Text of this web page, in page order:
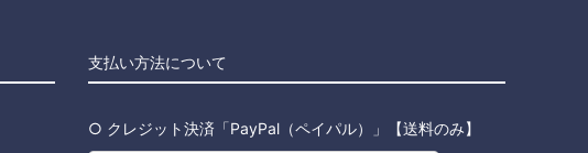
支払い方法について
○ クレジット決済「PayPal（ペイパル）」【送料のみ】